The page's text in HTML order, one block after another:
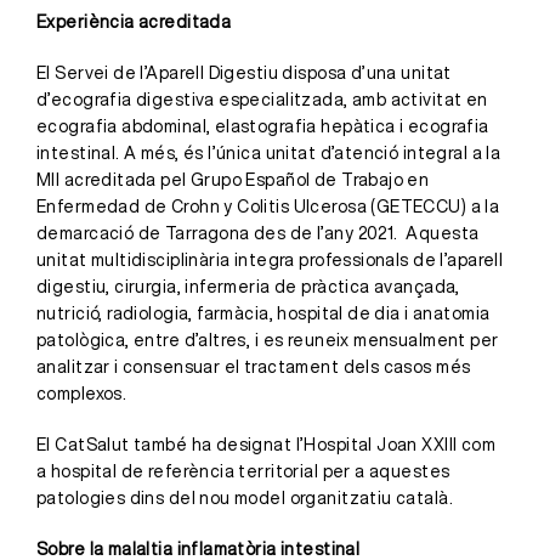
Experiència acreditada
El Servei de l’Aparell Digestiu disposa d’una unitat
d’ecografia digestiva especialitzada, amb activitat en
ecografia abdominal, elastografia hepàtica i ecografia
intestinal. A més, és l’única unitat d’atenció integral a la
MII acreditada pel Grupo Español de Trabajo en
Enfermedad de Crohn y Colitis Ulcerosa (GETECCU) a la
demarcació de Tarragona des de l’any 2021. Aquesta
unitat multidisciplinària integra professionals de l’aparell
digestiu, cirurgia, infermeria de pràctica avançada,
nutrició, radiologia, farmàcia, hospital de dia i anatomia
patològica, entre d’altres, i es reuneix mensualment per
analitzar i consensuar el tractament dels casos més
complexos.
El CatSalut també ha designat l’Hospital Joan XXIII com
a hospital de referència territorial per a aquestes
patologies dins del nou model organitzatiu català.
Sobre la malaltia inflamatòria intestinal